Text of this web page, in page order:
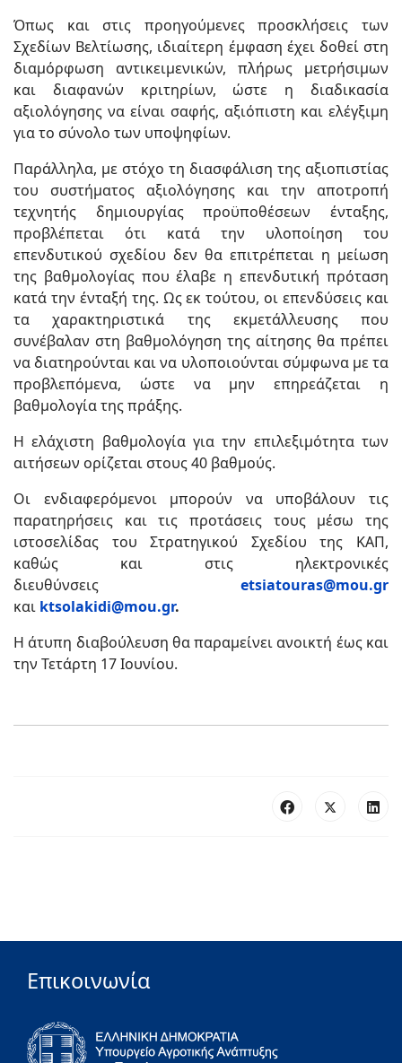
Όπως και στις προηγούμενες προσκλήσεις των
Σχεδίων Βελτίωσης, ιδιαίτερη έμφαση έχει δοθεί στη
διαμόρφωση αντικειμενικών, πλήρως μετρήσιμων
και διαφανών κριτηρίων, ώστε η διαδικασία
αξιολόγησης να είναι σαφής, αξιόπιστη και ελέγξιμη
για το σύνολο των υποψηφίων.
Παράλληλα, με στόχο τη διασφάλιση της αξιοπιστίας
του συστήματος αξιολόγησης και την αποτροπή
τεχνητής δημιουργίας προϋποθέσεων ένταξης,
προβλέπεται ότι κατά την υλοποίηση του
επενδυτικού σχεδίου δεν θα επιτρέπεται η μείωση
της βαθμολογίας που έλαβε η επενδυτική πρόταση
κατά την ένταξή της. Ως εκ τούτου, οι επενδύσεις και
τα χαρακτηριστικά της εκμετάλλευσης που
συνέβαλαν στη βαθμολόγηση της αίτησης θα πρέπει
να διατηρούνται και να υλοποιούνται σύμφωνα με τα
προβλεπόμενα, ώστε να μην επηρεάζεται η
βαθμολογία της πράξης.
Η ελάχιστη βαθμολογία για την επιλεξιμότητα των
αιτήσεων ορίζεται στους 40 βαθμούς.
Οι ενδιαφερόμενοι μπορούν να υποβάλουν τις
παρατηρήσεις και τις προτάσεις τους μέσω της
ιστοσελίδας του Στρατηγικού Σχεδίου της ΚΑΠ,
καθώς και στις ηλεκτρονικές
διευθύνσεις etsiatouras@mou.gr
και ktsolakidi@mou.gr.
Η άτυπη διαβούλευση θα παραμείνει ανοικτή έως και
την Τετάρτη 17 Ιουνίου.
Επικοινωνία